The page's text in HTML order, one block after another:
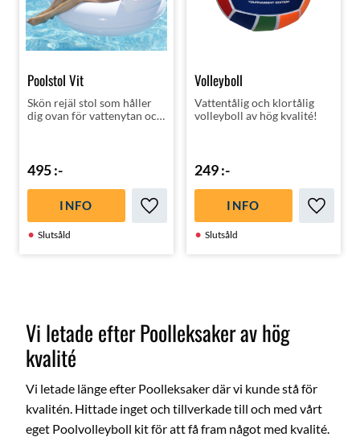
Poolstol Vit
Skön rejäl stol som håller
dig ovan för vattenytan och
495:-
Lägg till i favoriter
Slutsåld
INFO
Volleyboll
Vattentålig och klortålig
volleyboll av hög kvalité!
249:-
Lägg
Slutsåld
INFO
Vi letade efter Poolleksaker av hög
kvalité
Vi letade länge efter Poolleksaker där vi kunde stå för
kvalitén. Hittade inget och tillverkade till och med vårt
eget Poolvolleyboll kit för att få fram något med kvalité.